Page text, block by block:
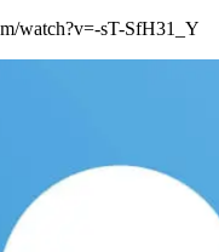
watch?v=-sT-SfH31_Y